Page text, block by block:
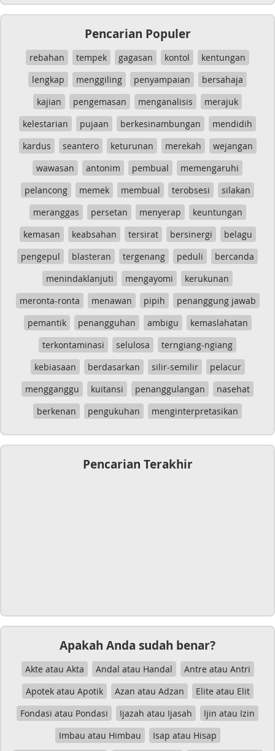
Pencarian Populer
rebahan tempek gagasan kontol
kentungan
lengkap
menggiling penyampaian
bersahaja
kajian
pengemasan menganalisis
merajuk
kelestarian
pujaan berkesinambungan
mendidih
kardus
seantero keturunan merekah
wejangan
wawasan
antonim pembual
memengaruhi
pelancong
memek membual terobsesi
silakan
meranggas
persetan menyerap
keuntungan
kemasan
keabsahan tersirat bersinergi
belagu
pengepul
blasteran tergenang peduli
bercanda
menindaklanjuti
mengayomi
kerukunan
meronta-ronta
menawan pipih
penanggung jawab
pemantik
penangguhan ambigu
kemaslahatan
terkontaminasi
selulosa
terngiang-ngiang
kebiasaan
berdasarkan silir-semilir
pelacur
mengganggu
kuitansi penanggulangan
nasehat
berkenan
pengukuhan menginterpretasikan
Pencarian Terakhir
Apakah Anda sudah benar?
Akte atau Akta Andal atau Handal
Antre atau Antri
Apotek atau Apotik
Azan atau Adzan
Elite atau Elit
Fondasi atau Pondasi
Ijazah atau Ijasah
Ijin atau Izin
Imbau atau Himbau
Isap atau Hisap